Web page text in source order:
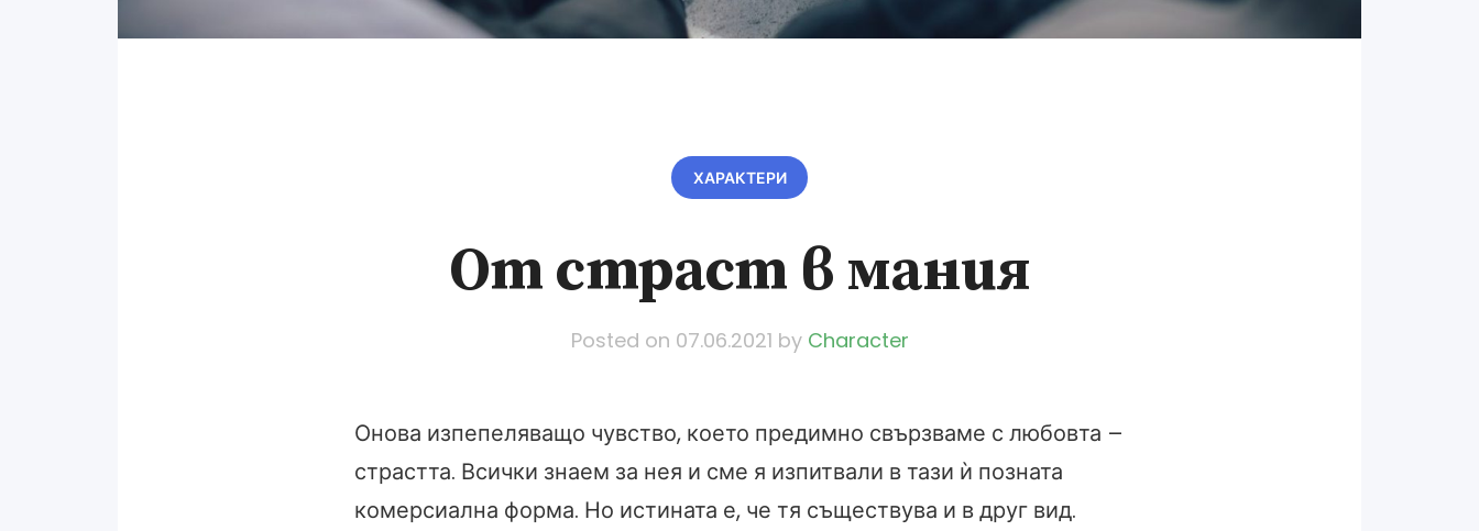
ХАРАКТЕРИ
От страст в мания
Posted on 07.06.2021 by Character
Онова изпепеляващо чувство, което предимно свързваме с любовта –
страстта. Всички знаем за нея и сме я изпитвали в тази ѝ позната
комерсиална форма. Но истината е, че тя съществува и в друг вид.